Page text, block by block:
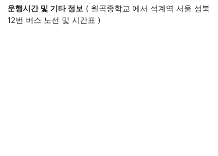
운행시간 및 기타 정보 ( 월곡중학교 에서 석계역 서울 성북
12번 버스 노선 및 시간표 )